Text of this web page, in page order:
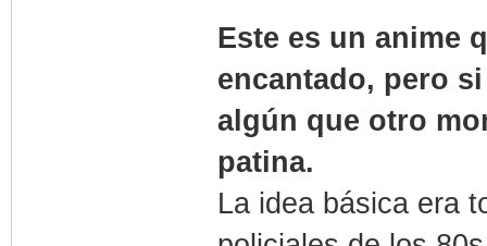
Este es un anime
encantado, pero
algún que otro
patina.
La idea básica era